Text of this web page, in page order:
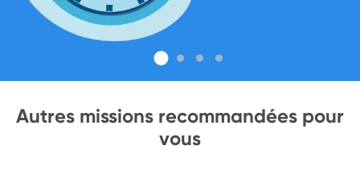
Autres missions recommandées pour
vous